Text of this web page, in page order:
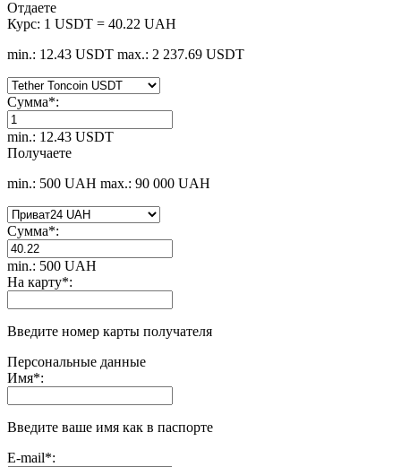
Отдаете
Курс: 1 USDT = 40.22 UAH
min.: 12.43 USDT max.: 2 237.69 USDT
Сумма*:
min.: 12.43 USDT
Получаете
min.: 500 UAH max.: 90 000 UAH
Сумма*:
min.: 500 UAH
На карту*:
Введите номер карты получателя
Персональные данные
Имя*:
Введите ваше имя как в паспорте
E-mail*: